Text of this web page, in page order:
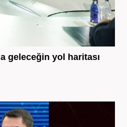
geleceğin yol haritası